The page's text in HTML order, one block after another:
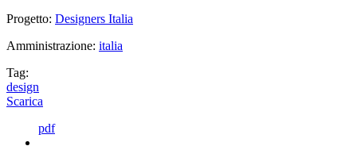
Progetto: Designers Italia
Amministrazione: italia
Tag:
design
Scarica
pdf